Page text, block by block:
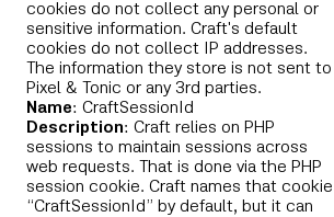
cookies do not collect any personal or
sensitive information. Craft's default
cookies do not collect IP addresses.
The information they store is not sent to
Pixel & Tonic or any 3rd parties.
Name: CraftSessionId
Description: Craft relies on PHP
sessions to maintain sessions across
web requests. That is done via the PHP
session cookie. Craft names that cookie
“CraftSessionId” by default, but it can